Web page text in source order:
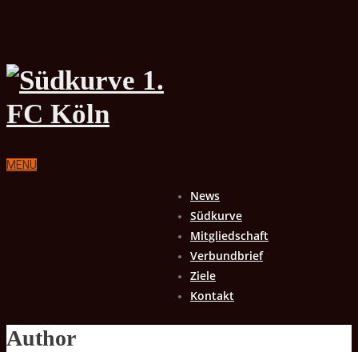
MENU
News
Südkurve
Mitgliedschaft
Verbundbrief
Ziele
Kontakt
Author